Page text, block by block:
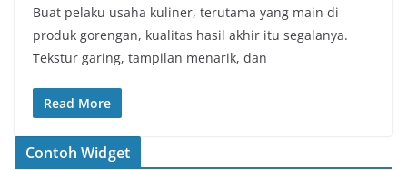
Buat pelaku usaha kuliner, terutama yang main di
produk gorengan, kualitas hasil akhir itu segalanya.
Tekstur garing, tampilan menarik, dan
Read More
Contoh Widget